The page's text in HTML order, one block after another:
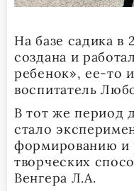
На базе садика в
создана и
ребенок», ее-то
воспитатель
В тот же период
стало
формированию и
творческих
Венгера Л.А.